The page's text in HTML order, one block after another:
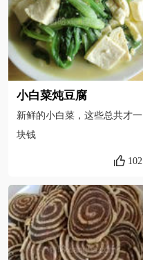
小白菜炖豆腐
新鲜的小白菜，这些总共才一
块钱
102